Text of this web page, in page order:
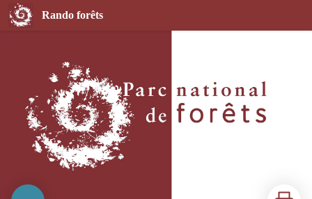
Rando forêts
Locebike - Les Moustaches balades
Imprimer